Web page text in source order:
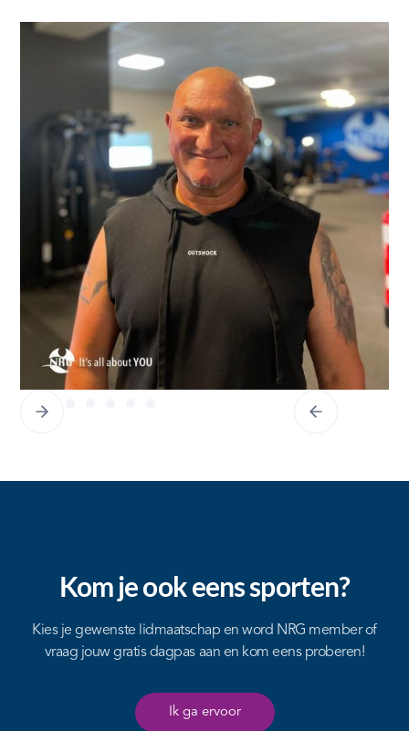
Kom je ook eens sporten?
Kies je gewenste lidmaatschap en word NRG member of
vraag jouw gratis dagpas aan en kom eens proberen!
Ik ga ervoor